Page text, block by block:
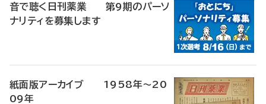
音で聴く日刊薬業 第9期のパーソ
ナリティを募集します
紙面版アーカイブ 1958年～20
09年